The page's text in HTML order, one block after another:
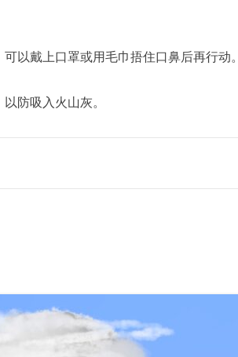
以戴上口罩或用毛巾捂住口鼻后再行动。
防吸入火山灰。